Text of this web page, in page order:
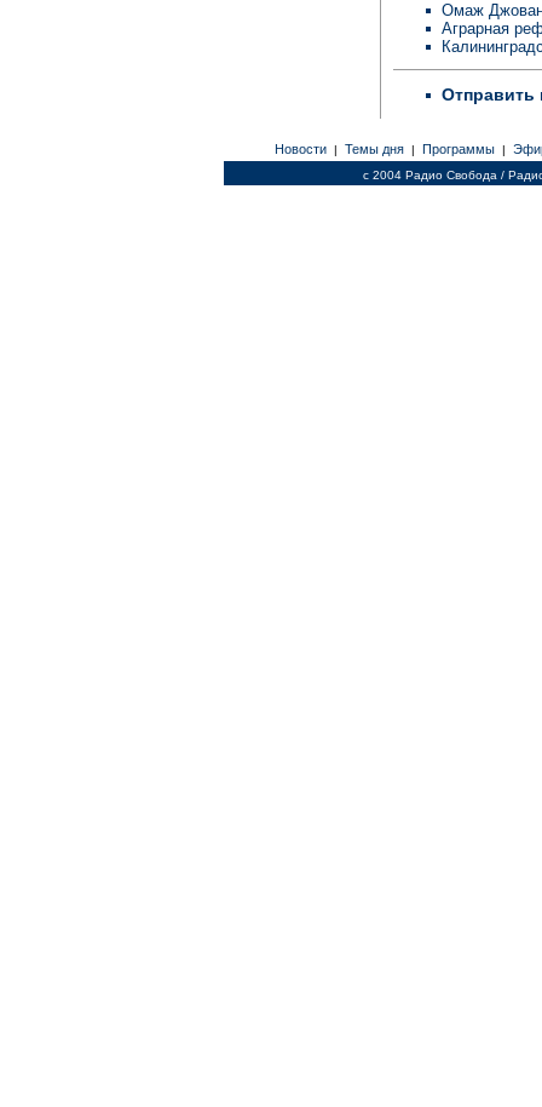
Омаж
Аграрная
Отправить
Новости | Темы дня | Программы |
c 2004 Радио Свобода /